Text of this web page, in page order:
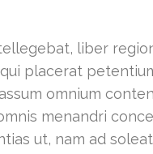
liber
placerat
omnium
menandri
ut, nam ad